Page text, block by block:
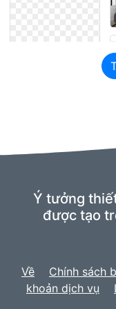
Ý tưởng
được tạo
Về Chính sách
khoản dịch vụ